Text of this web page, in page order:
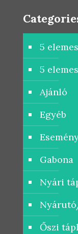
5
5
Ajánló
Egyéb
Gabona
Nyári
Őszi